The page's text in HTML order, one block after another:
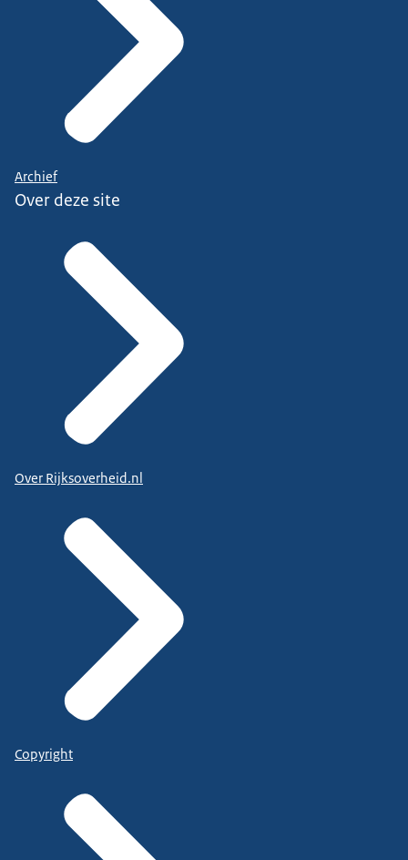
Archief
Over deze site
Over Rijksoverheid.nl
Copyright